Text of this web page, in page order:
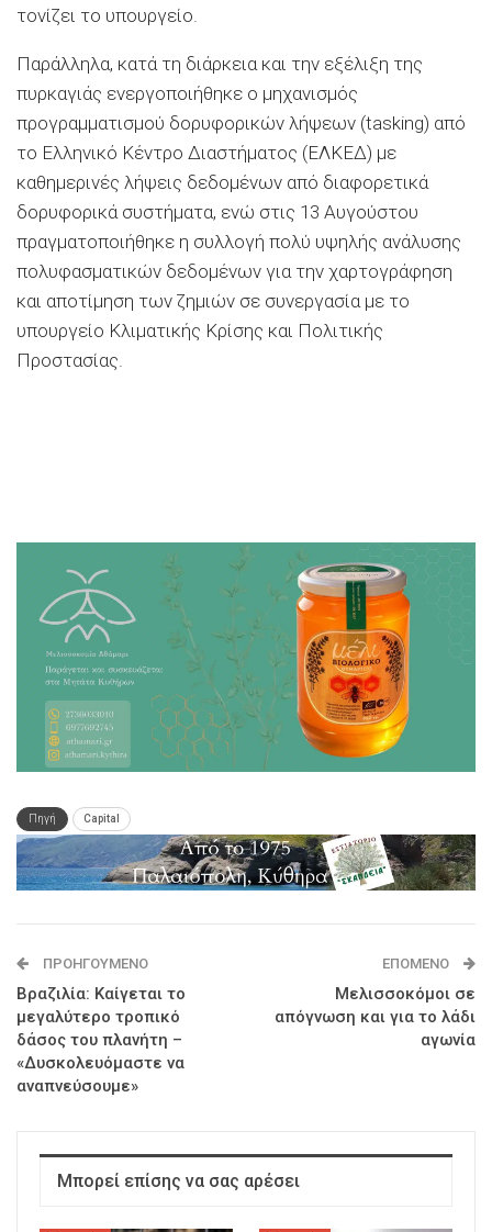
τονίζει το υπουργείο.
Παράλληλα, κατά τη διάρκεια και την εξέλιξη της
πυρκαγιάς ενεργοποιήθηκε ο μηχανισμός
προγραμματισμού δορυφορικών λήψεων (tasking) από
το Ελληνικό Κέντρο Διαστήματος (ΕΛΚΕΔ) με
καθημερινές λήψεις δεδομένων από διαφορετικά
δορυφορικά συστήματα, ενώ στις 13 Αυγούστου
πραγματοποιήθηκε η συλλογή πολύ υψηλής ανάλυσης
πολυφασματικών δεδομένων για την χαρτογράφηση
και αποτίμηση των ζημιών σε συνεργασία με το
υπουργείο Κλιματικής Κρίσης και Πολιτικής
Προστασίας.
Πηγή Capital
ΠΡΟΗΓΟΎΜΕΝΟ
Βραζιλία: Καίγεται το
μεγαλύτερο τροπικό
δάσος του πλανήτη –
«Δυσκολευόμαστε να
αναπνεύσουμε»
ΕΠΌΜΕΝΟ
Μελισσοκόμοι σε
απόγνωση και για το λάδι
αγωνία
Μπορεί επίσης να σας αρέσει